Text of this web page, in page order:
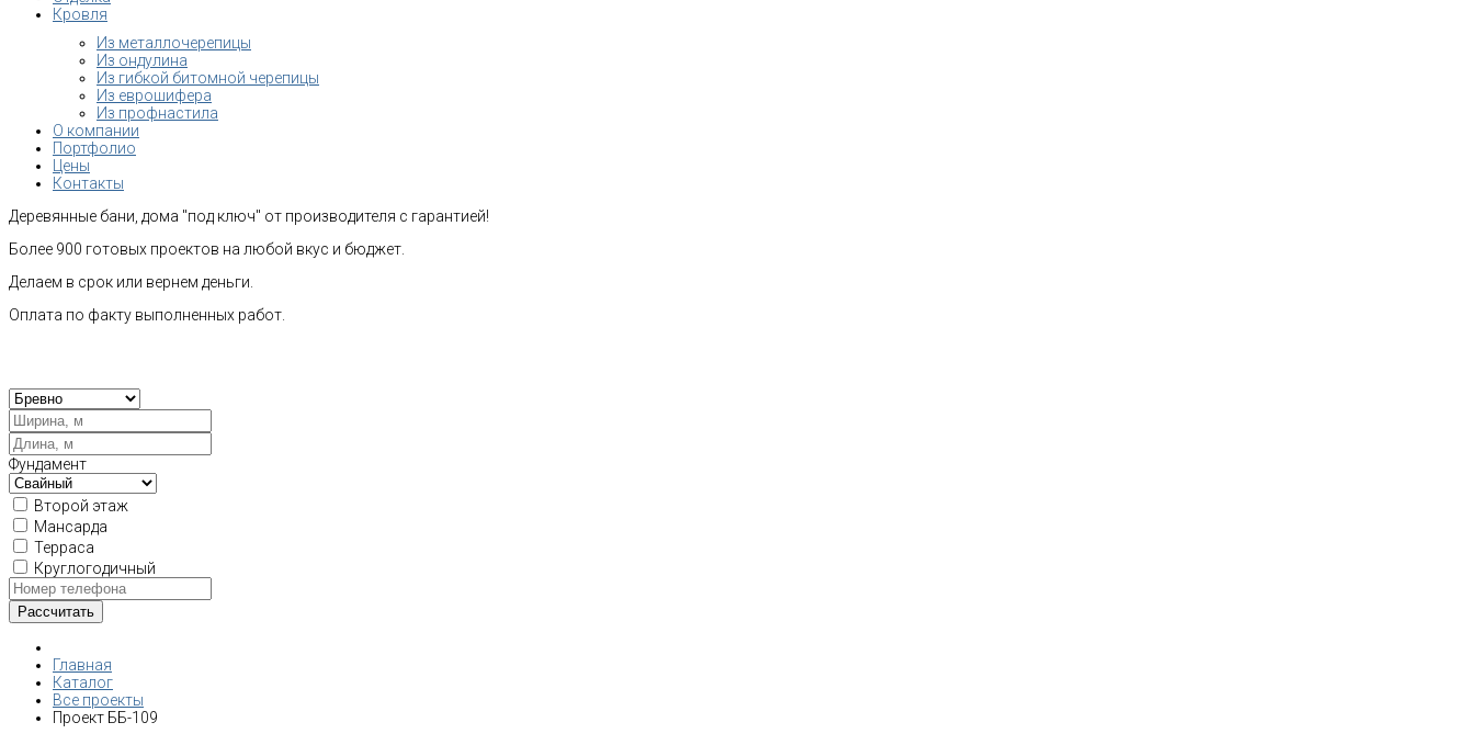
Кровля
Из металлочерепицы
Из ондулина
Из гибкой битомной черепицы
Из еврошифера
Из профнастила
О компании
Портфолио
Цены
Контакты
Деревянные бани, дома "под ключ" от производителя с гарантией!
Более 900 готовых проектов на любой вкус и бюджет.
Делаем в срок или вернем деньги.
Оплата по факту выполненных работ.
Фундамент
Второй этаж
Мансарда
Терраса
Круглогодичный
Главная
Каталог
Все проекты
Проект ББ-109